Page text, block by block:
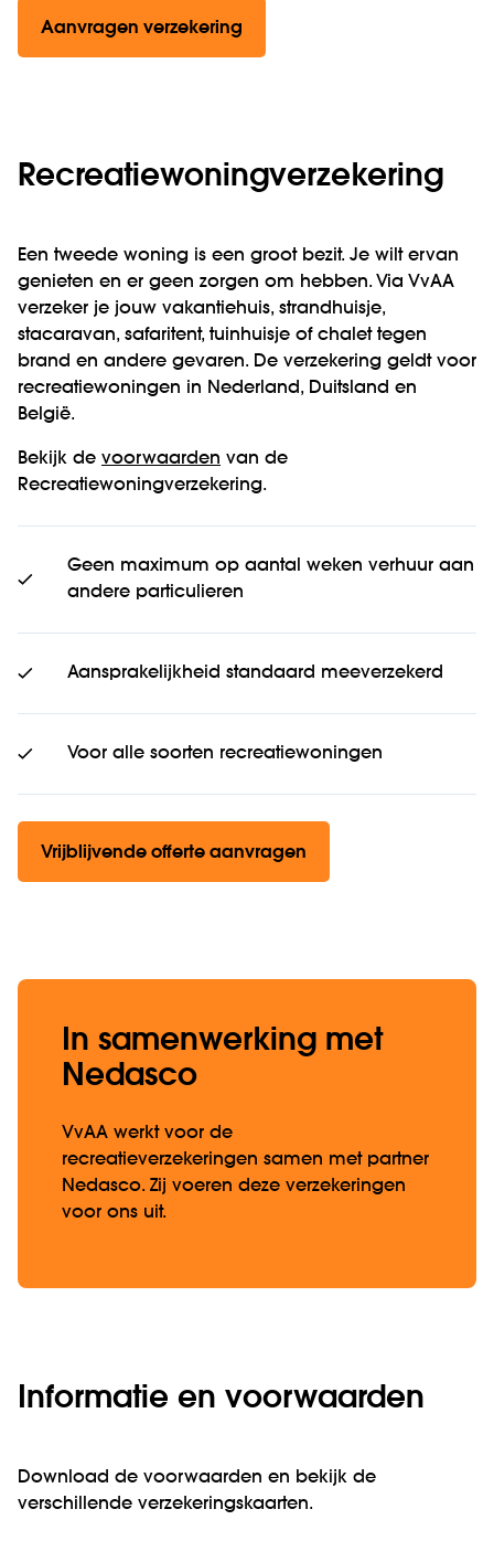
Aanvragen verzekering
Recreatiewoning­­verzekering
Een tweede woning is een groot bezit. Je wilt ervan
genieten en er geen zorgen om hebben. Via VvAA
verzeker je jouw vakantiehuis, strandhuisje,
stacaravan, safaritent, tuinhuisje of chalet tegen
brand en andere gevaren. De verzekering geldt voor
recreatiewoningen in Nederland, Duitsland en
België.
Bekijk de voorwaarden van de
Recreatiewoningverzekering.
Geen maximum op aantal weken verhuur aan
andere particulieren
Aansprakelijkheid standaard meeverzekerd
Voor alle soorten recreatiewoningen
Vrijblijvende offerte aanvragen
In samenwerking met
Nedasco
VvAA werkt voor de
recreatieverzekeringen samen met partner
Nedasco. Zij voeren deze verzekeringen
voor ons uit.
Informatie en voorwaarden
Download de voorwaarden en bekijk de
verschillende verzekeringskaarten.